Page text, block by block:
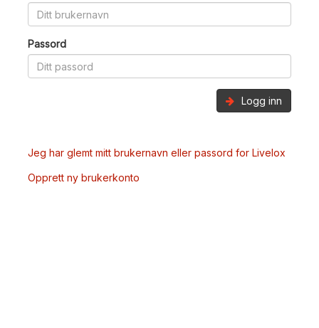
Passord
Logg inn
Jeg har glemt mitt brukernavn eller passord for Livelox
Opprett ny brukerkonto